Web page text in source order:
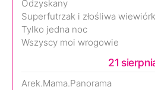
Odzyskany
Superfutrzak i złośliwa
Tylko jedna noc
Wszyscy moi wrogowie
21
Arek.Mama.Panorama